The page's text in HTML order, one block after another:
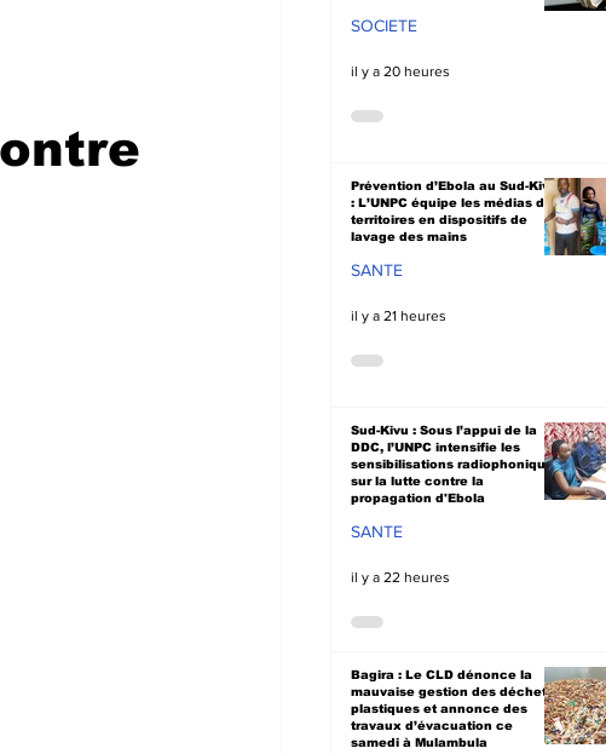
SOCIETE
il y a 20 heures
Prévention d’Ebola au Sud-Kivu
: L’UNPC équipe les médias de
territoires en dispositifs de
lavage des mains
SANTE
il y a 21 heures
Sud-Kivu : Sous l’appui de la
DDC, l’UNPC intensifie les
sensibilisations radiophoniques
sur la lutte contre la
propagation d'Ebola
SANTE
il y a 22 heures
Bagira : Le CLD dénonce la
mauvaise gestion des déchets
plastiques et annonce des
travaux d’évacuation ce
samedi à Mulambula